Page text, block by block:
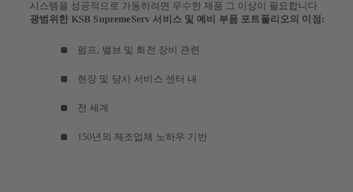
시스템을 성공적으로 가동하려면 우수한 제품 그 이상이 필요합니다
광범위한 KSB SupremeServ 서비스 및 예비 부품 포트폴리오의 이점:
펌프, 밸브 및 회전 장비 관련
현장 및 당사 서비스 센터 내
전 세계
150년의 제조업체 노하우 기반